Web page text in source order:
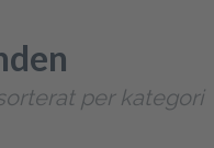
per kategori